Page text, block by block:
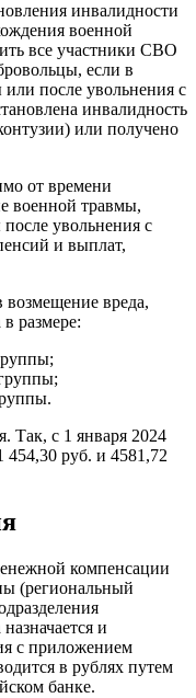
инвалидности
военной
все участники СВО
если в
после увольнения с
инвалидность
или получено
от времени
военной травмы,
увольнения с
и выплат,
возмещение вреда,
размере:
Так, с 1 января 2024
454,30 руб. и 4581,72
компенсации
(региональный
и
с приложением
в рублях путем
банке.